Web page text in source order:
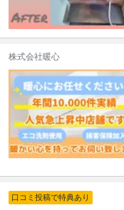
株式会社暖心
口コミ投稿で特典あり